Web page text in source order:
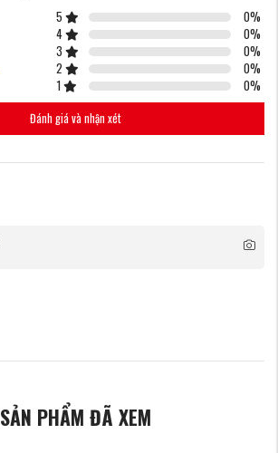
5 0%
4
0%
3
0%
2
0%
1
0%
Đánh giá và nhận xét
SẢN PHẨM ĐÃ XEM